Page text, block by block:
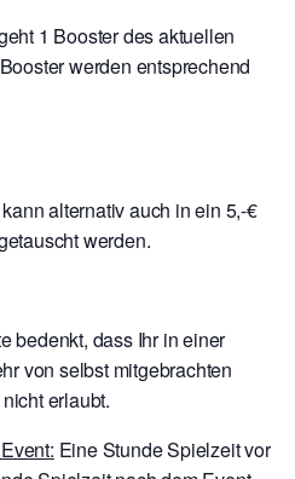
1 Booster des aktuellen
werden entsprechend
alternativ auch in ein 5,-€
werden.
bedenkt, dass Ihr in einer
von selbst mitgebrachten
erlaubt.
Eine Stunde Spielzeit vor